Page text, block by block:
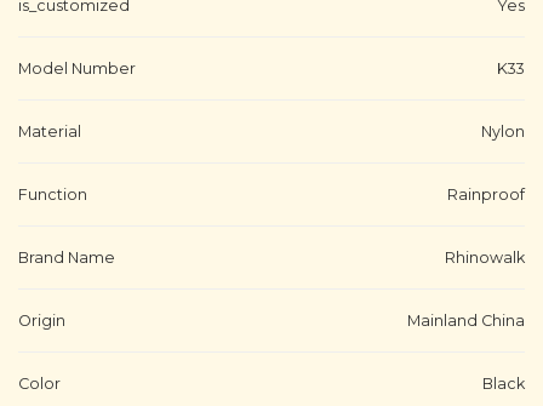
is_customized Yes
Model Number K33
Material Nylon
Function Rainproof
Brand Name Rhinowalk
Origin Mainland China
Color Black